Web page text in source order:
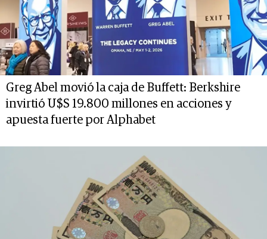
Greg Abel movió la caja de Buffett: Berkshire
invirtió U$S 19.800 millones en acciones y
apuesta fuerte por Alphabet